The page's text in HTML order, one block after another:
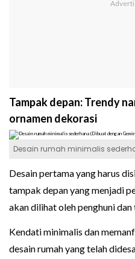
Tampak depan: Trendy
ornamen dekorasi
Desain rumah minimalis
Desain pertama yang harus
tampak depan yang menjadi
akan dilihat oleh penghuni dan
Kendati minimalis dan
desain rumah yang telah